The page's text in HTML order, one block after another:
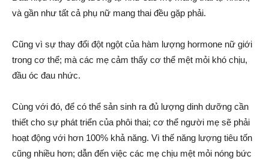
và gần như tất cả phụ nữ mang thai đều gặp phải.
Cũng vì sự thay đổi đột ngột của hàm lượng hormone nữ giới
trong cơ thể; mà các mẹ cảm thấy cơ thể mệt mỏi khó chịu,
đầu óc đau nhức.
Cùng với đó, để có thể sản sinh ra đủ lượng dinh dưỡng cần
thiết cho sự phát triển của phôi thai; cơ thể người mẹ sẽ phải
hoạt động với hơn 100% khả năng. Vì thế năng lượng tiêu tốn
cũng nhiều hơn; dẫn đến việc các mẹ chịu mệt mỏi nóng bức